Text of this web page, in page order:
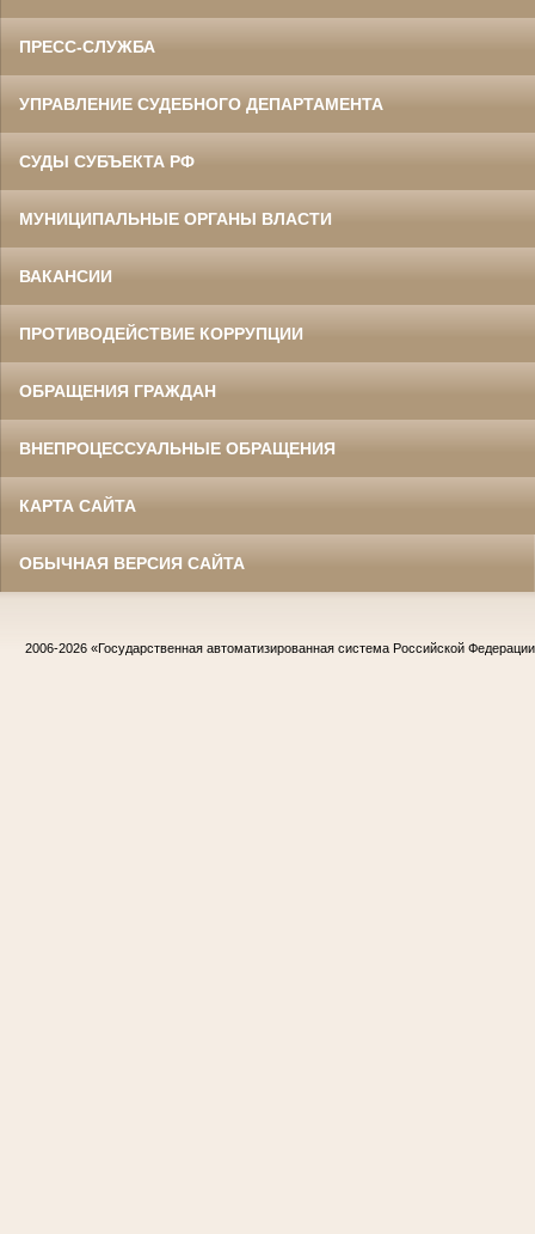
ПРЕСС-СЛУЖБА
УПРАВЛЕНИЕ СУДЕБНОГО ДЕПАРТАМЕНТА
СУДЫ СУБЪЕКТА РФ
МУНИЦИПАЛЬНЫЕ ОРГАНЫ ВЛАСТИ
ВАКАНСИИ
ПРОТИВОДЕЙСТВИЕ КОРРУПЦИИ
ОБРАЩЕНИЯ ГРАЖДАН
ВНЕПРОЦЕССУАЛЬНЫЕ ОБРАЩЕНИЯ
КАРТА САЙТА
ОБЫЧНАЯ ВЕРСИЯ САЙТА
2006-2026 «Государственная автоматизированная система Российской